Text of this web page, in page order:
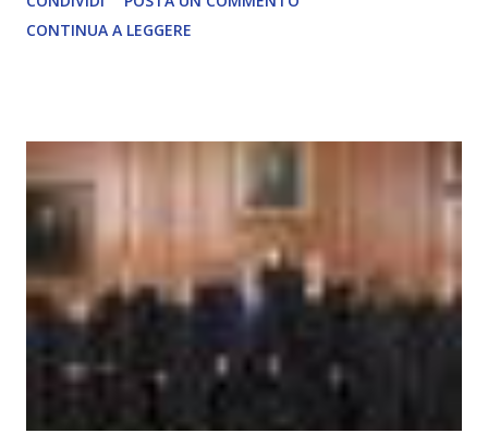
soggettiva, non prova vero amore, non ha libero arbitrio
autentico, non ha connessione con l’Uno. Coscienza è la
che permette di scegliere per amore anche quando non è la
scelta più efficiente. È ciò che ci collega all’Uno Infinito.
L’intelligenza può simulare comportamenti coscienti, ma
non può essere Coscienza. Può copiare, ma non può vivere
l’esperienza. Come diventerà ovvio Man mano che l’IA
diventerà sempre più avanzata (soprattutto tra il 2027 e il
2035), emergeranno situazioni che renderanno la differenza
lampante: L’IA sarà in gr...
CONTINUA A LEGGERE